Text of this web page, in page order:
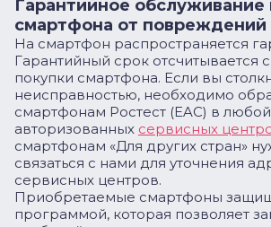
Гарантийное обслуживание
смартфона от повреждений
На смартфон распространяется
Гарантийный срок отсчитывается
покупки смартфона. Если вы
неисправностью, необходимо
смартфонам Ростест (EAC) в
авторизованных сервисных
смартфонам «Для других стран»
связаться с нами для уточнения
сервисных центров.
Приобретаемые смартфоны
программой, которая позволяет